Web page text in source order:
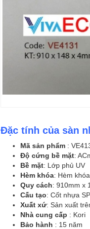
Đặc tính của sàn
Mã sản phẩm :
Độ cứng bề mặt:
Bề mặt: Lớp phủ UV
Hèm khóa: Hèm
Quy cách: 910mm x
Cấu tạo: Cốt nhựa
Xuất xứ: Sản xuất
Nhà cung cấp : Kori
Bảo hành : 15 năm